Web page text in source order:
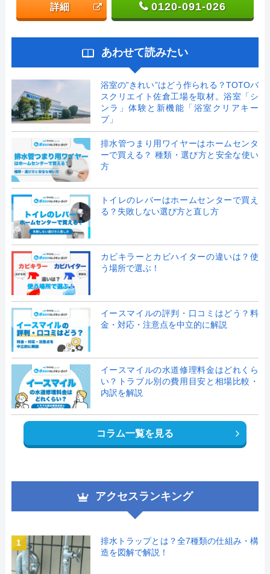
詳細 0120-091-026
あわせて読みたい
浴室の”きれい”はどう作られる？TOTOバ
スクリエイト佐倉工場を取材。浴室「シ
ンラ」体験と新機能「浴室クリアキー
プ」
排水管つまり用ワイヤーはホームセンタ
ーで買える？ 種類・選び方と安全な使い
方
トイレのレバーはホームセンターで買え
る？失敗しない選び方と直し方
カビキラーとカビハイターの違いは？使
う場所で選ぶ！
イースマイルの評判・口コミはどう？料
金・対応・注意点を中立的に解説
イースマイルの水道修理料金はどれくら
い？トラブル別の費用目安と相場比較・
内訳を解説
コラム一覧を見る
アクセスランキング
1
排水トラップとは？全7種類の仕組み・構
造を図解で解説！